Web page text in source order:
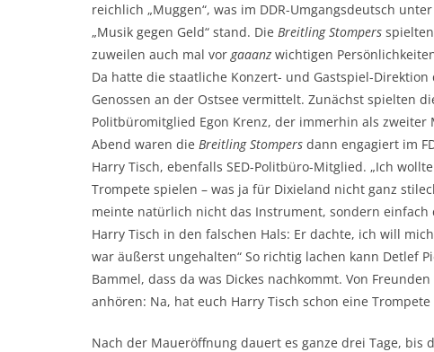
reichlich „Muggen“, was im DDR-Umgangsdeutsch
„Musik gegen Geld“ stand. Die Breitling Stompers
zuweilen auch mal vorgaaanz wichtigen
Da hatte die staatliche Konzert- und Gastspiel-Direktion
Genossen an der Ostsee vermittelt. Zunächst spielten
Politbüromitglied Egon Krenz, der immerhin als
Abend waren die Breitling Stompers dann engagiert im
Harry Tisch, ebenfalls SED-Politbüro-Mitglied. „Ich
Trompete spielen – was ja für Dixieland nicht ganz
meinte natürlich nicht das Instrument, sondern
Harry Tisch in den falschen Hals: Er dachte, ich will
war äußerst ungehalten“ So richtig lachen kann Detlef
Bammel, dass da was Dickes nachkommt. Von
anhören: Na, hat euch Harry Tisch schon eine Trompete
Nach der Maueröffnung dauert es ganze drei Tage, bis